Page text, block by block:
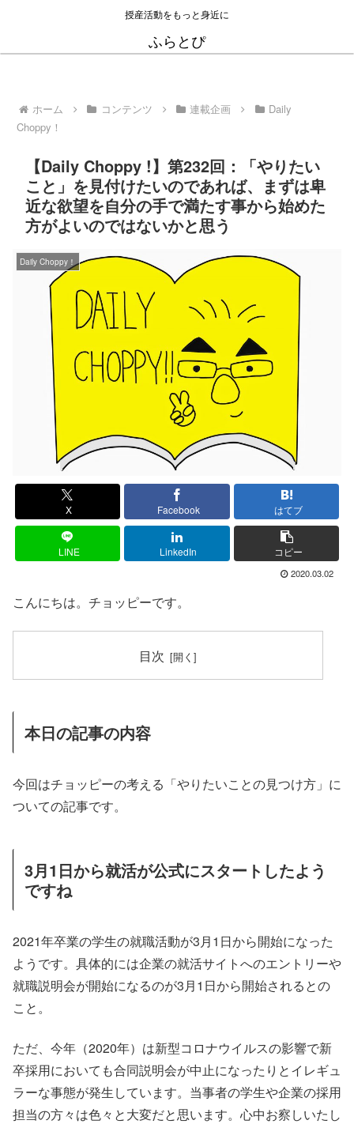
授産活動をもっと身近に
ふらとぴ
ホーム コンテンツ 連載企画
Daily
Choppy！
【Daily Choppy !】第232回：「やりたい
こと」を見付けたいのであれば、まずは卑
近な欲望を自分の手で満たす事から始めた
方がよいのではないかと思う
Daily Choppy！
X Facebook はてブ
LINE LinkedIn コピー
2020.03.02
こんにちは。チョッピーです。
目次
本日の記事の内容
今回はチョッピーの考える「やりたいことの見つけ方」に
ついての記事です。
3月1日から就活が公式にスタートしたよう
ですね
2021年卒業の学生の就職活動が3月1日から開始になった
ようです。具体的には企業の就活サイトへのエントリーや
就職説明会が開始になるのが3月1日から開始されるとの
こと。
ただ、今年（2020年）は新型コロナウイルスの影響で新
卒採用においても合同説明会が中止になったりとイレギュ
ラーな事態が発生しています。当事者の学生や企業の採用
担当の方々は色々と大変だと思います。心中お察しいたし